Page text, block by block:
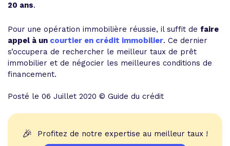
20 ans.
Pour une opération immobilière réussie, il suffit de faire
appel à un courtier en crédit immobilier. Ce dernier
s’occupera de rechercher le meilleur taux de prêt
immobilier et de négocier les meilleures conditions de
financement.
Posté le 06 Juillet 2020 © Guide du crédit
🎉 Profitez de notre expertise au meilleur taux !